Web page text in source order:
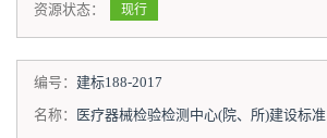
资源状态： 现行
编号： 建标188-2017
名称：
医疗器械检验检测中心(院、所)建设标准